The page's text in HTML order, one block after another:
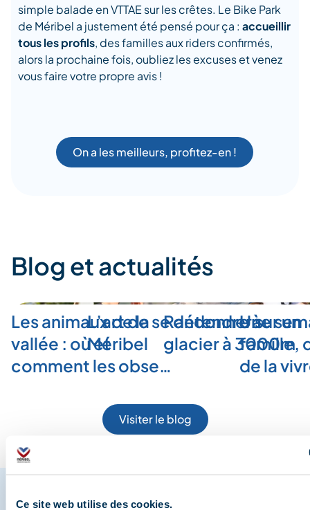
Ce site web utilise des cookies.
simple balade en VTTAE sur les crêtes. Le Bike Park
de Méribel a justement été pensé pour ça : accueillir
tous les profils, des familles aux riders confirmés,
alors la prochaine fois, oubliez les excuses et venez
vous faire votre propre avis !
On a les meilleurs, profitez-en !
Blog et actualités
Les animaux de la
vallée : où et
comment les obse…
L’art de se détendre à
Méribel
Randonner sur un
glacier à 3000m
Une
famille,
de la
Visiter le blog